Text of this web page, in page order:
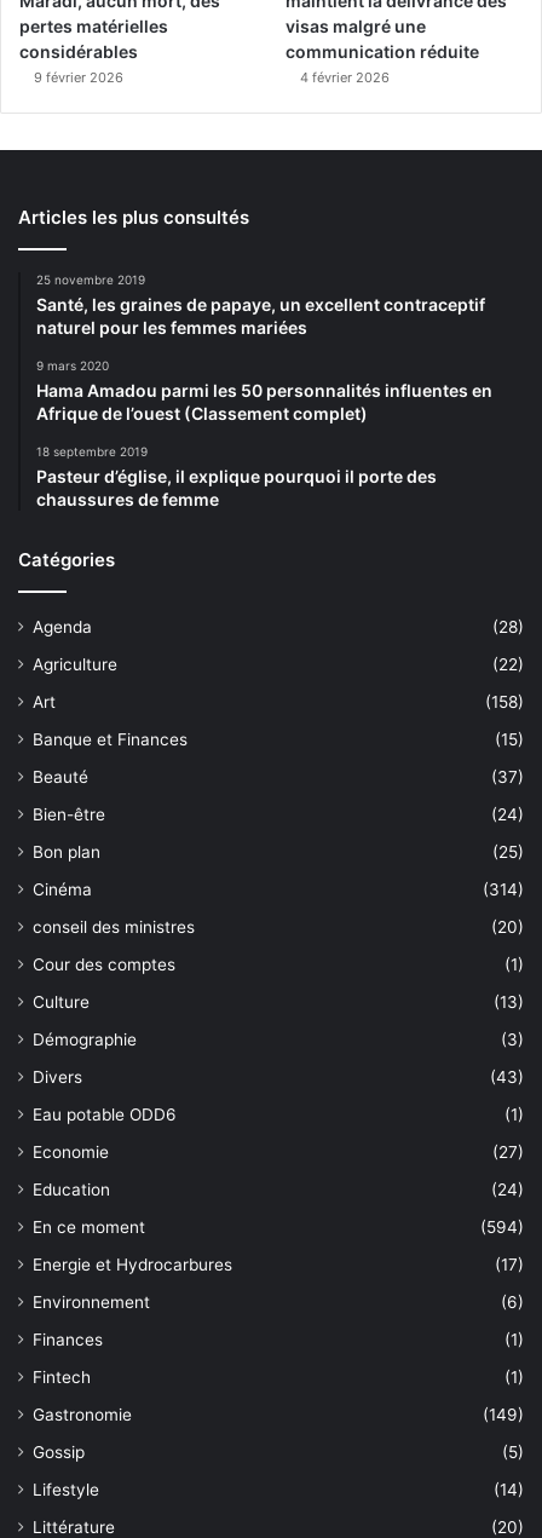
pertes matérielles
considérables
9 février 2026
visas malgré une
communication réduite
4 février 2026
Articles les plus consultés
25 novembre 2019
Santé, les graines de papaye, un excellent contraceptif
naturel pour les femmes mariées
9 mars 2020
Hama Amadou parmi les 50 personnalités influentes en
Afrique de l’ouest (Classement complet)
18 septembre 2019
Pasteur d’église, il explique pourquoi il porte des
chaussures de femme
Catégories
Agenda
(28)
Agriculture
(22)
Art
(158)
Banque et Finances
(15)
Beauté
(37)
Bien-être
(24)
Bon plan
(25)
Cinéma
(314)
conseil des ministres
(20)
Cour des comptes
(1)
Culture
(13)
Démographie
(3)
Divers
(43)
Eau potable ODD6
(1)
Economie
(27)
Education
(24)
En ce moment
(594)
Energie et Hydrocarbures
(17)
Environnement
(6)
Finances
(1)
Fintech
(1)
Gastronomie
(149)
Gossip
(5)
Lifestyle
(14)
Littérature
(20)